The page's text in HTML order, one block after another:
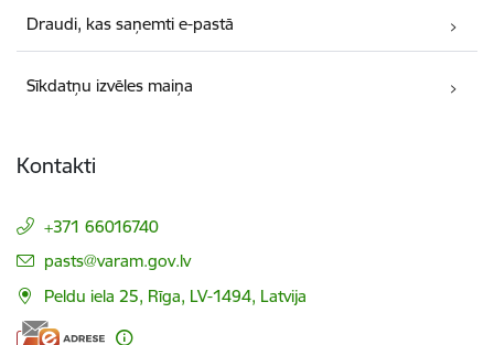
Draudi, kas saņemti e-pastā
Sīkdatņu izvēles maiņa
Kontakti
+371 66016740
E-pasts:
pasts@varam.gov.lv
Peldu iela 25, Rīga, LV-1494, Latvija